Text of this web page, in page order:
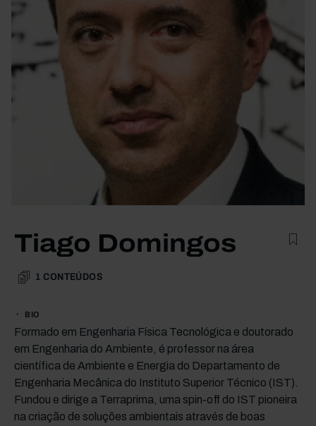
Tiago Domingos
1 CONTEÚDOS
BIO
Formado em Engenharia Física Tecnológica e doutorado
em Engenharia do Ambiente, é professor na área
científica de Ambiente e Energia do Departamento de
Engenharia Mecânica do Instituto Superior Técnico (IST).
Fundou e dirige a Terraprima, uma spin-off do IST pioneira
na criação de soluções ambientais através de boas